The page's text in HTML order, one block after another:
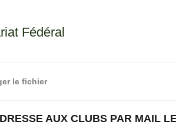
Fédéral
le fichier
AUX CLUBS PAR MAIL